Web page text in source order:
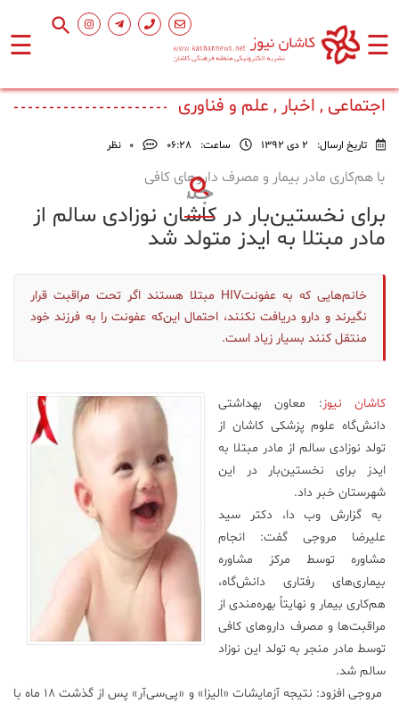
☰ ☰
اصلی
فرهنگ
و
هنر
ورزشی
محیط
علم
و
فناوری
عکس
پادکست
مجله
فرهنگی
و
هنری
اجتماعی , اخبار , علم و فناوری
تاریخ ارسال: 2 دی 1392 ساعت: ۰۶:۲۸ 0 نظر
با هم‌کاری مادر بیمار و مصرف داروهای کافی
برای نخستین‌بار در کاشان نوزادی سالم از
مادر مبتلا به ایدز متولد شد
خانم‌هایی که به عفونتHIV مبتلا هستند اگر تحت مراقبت قرار
نگیرند و دارو دریافت نکنند، احتمال این‌که عفونت را به فرزند خود
منتقل کنند بسیار زیاد است.
کاشان نیوز : معاون بهداشتی
دانش‌گاه علوم پزشکی کاشان از
تولد نوزادی سالم از مادر مبتلا به
ایدز برای نخستین‌بار در این
شهرستان خبر داد.
به گزارش وب دا، دکتر سید
علیرضا مروجی گفت: انجام
مشاوره توسط مرکز مشاوره
بیماری‌های رفتاری دانش‌گاه،
هم‌کاری بیمار و نهایتاً بهره‌مندی از
مراقبت‌ها و مصرف داروهای کافی
توسط مادر منجر به تولد این نوزاد
سالم شد.
مروجی افزود: نتیجه آزمایشات «الیزا» و «پی‌سی‌آر» پس از گذشت ۱۸ ماه با